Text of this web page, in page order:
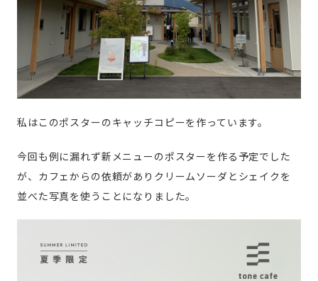
私はこのポスターのキャッチコピーを作っています。
今回も例に漏れず新メニューのポスターを作る予定でした
が、カフェからの依頼がありクリームソーダとシェイクを
並べた写真を使うことになりました。